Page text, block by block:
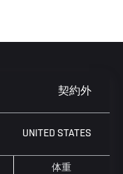
契約外
UNITED STATES
体重